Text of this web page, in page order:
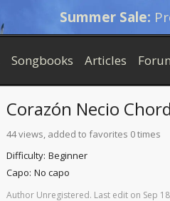
Summer Sale:
Songbooks Articles
Corazón Necio
44 views, added to favorites 0 times
Difficulty: Beginner
Capo: No capo
Author Unregistered. Last edit on Sep